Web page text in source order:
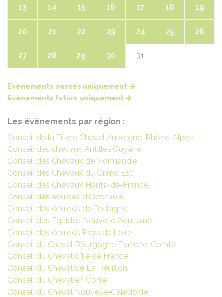
13 14 15 16 17 18 19
20 21 22 23 24 25 26
27 28 29 30 31
Evènements passés uniquement
Evènements futurs uniquement
Les évènements par région :
Conseil de la Filière Cheval Auvergne-Rhône-Alpes
Conseil des chevaux Antilles Guyane
Conseil des Chevaux de Normandie
Conseil des Chevaux du Grand Est
Conseil des Chevaux Hauts-de-France
Conseil des équidés d'Occitanie
Conseil des équidés de Bretagne
Conseil des Équidés Nouvelle Aquitaine
Conseil des équidés Pays de Loire
Conseil du Cheval Bourgogne Franche-Comté
Conseil du Cheval d'Ile de France
Conseil du Cheval de La Réunion
Conseil du Cheval en Corse
Conseil du Cheval Nouvelle-Calédonie